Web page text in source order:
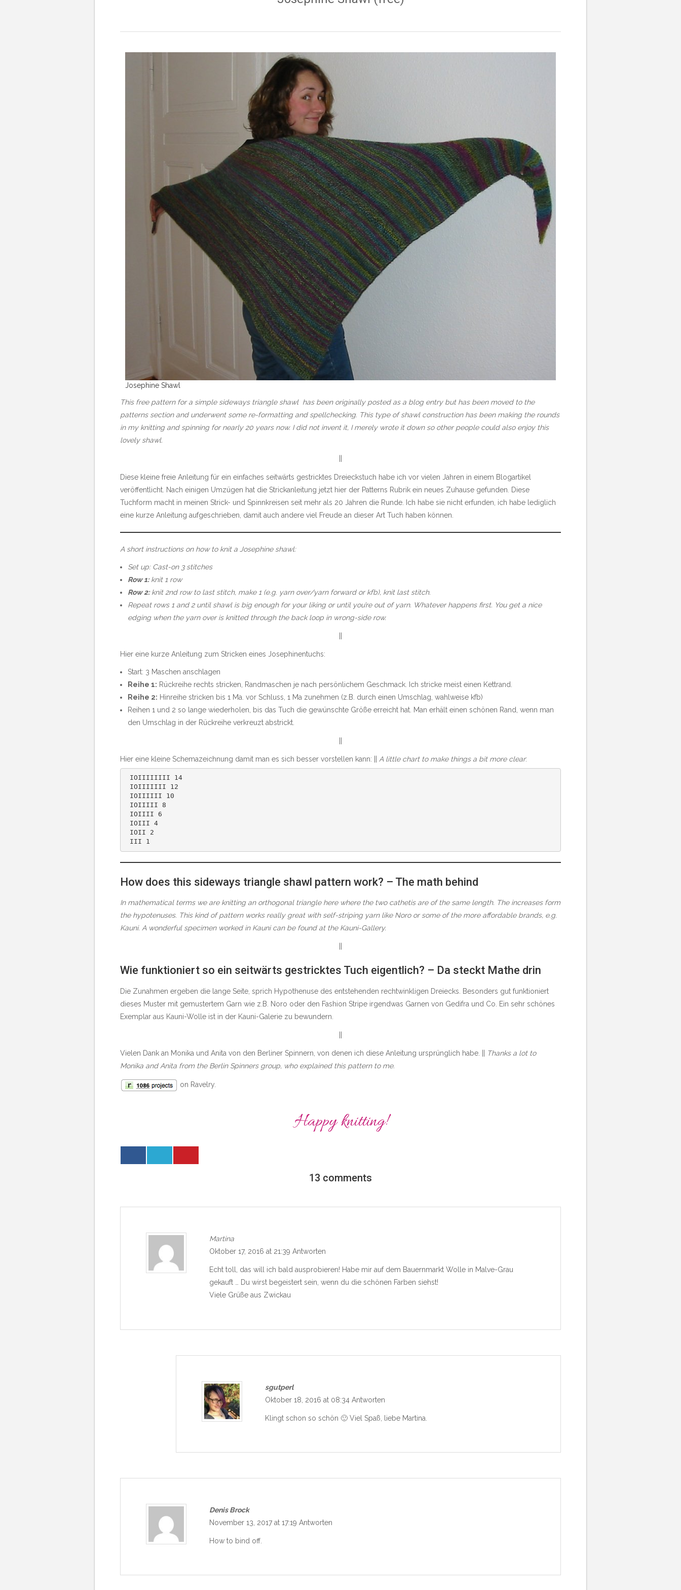
Josephine Shawl
This free pattern for a simple sideways triangle shawl has been originally posted as a blog entry but has been moved to the
patterns section and underwent some re-formatting and spellchecking. This type of shawl construction has been making the rounds
in my knitting and spinning for nearly 20 years now. I did not invent it, I merely wrote it down so other people could also enjoy this
lovely shawl.
Diese kleine freie Anleitung für ein einfaches seitwärts gestricktes Dreieckstuch habe ich vor vielen Jahren in einem Blogartikel
veröffentlicht. Nach einigen Umzügen hat die Strickanleitung jetzt hier der Patterns Rubrik ein neues Zuhause gefunden. Diese
Tuchform macht in meinen Strick- und Spinnkreisen seit mehr als 20 Jahren die Runde. Ich habe sie nicht erfunden, ich habe lediglich
eine kurze Anleitung aufgeschrieben, damit auch andere viel Freude an dieser Art Tuch haben können.
A short instructions on how to knit a Josephine shawl:
Set up: Cast-on 3 stitches
Row 1:knit 1 row
Row 2:knit 2nd row to last stitch, make 1 (e.g. yarn over/yarn forward or kfb), knit last stitch.
Repeat rows 1 and 2 until shawl is big enough for your liking or until you’re out of yarn. Whatever happens first. You get a nice
edging when the yarn over is knitted through the back loop in wrong-side row.
Hier eine kurze Anleitung zum Stricken eines Josephinentuchs:
Start: 3 Maschen anschlagen
Reihe 1: Rückreihe rechts stricken, Randmaschen je nach persönlichem Geschmack. Ich stricke meist einen Kettrand.
Reihe 2: Hinreihe stricken bis 1 Ma. vor Schluss, 1 Ma zunehmen (z.B. durch einen Umschlag, wahlweise kfb)
Reihen 1 und 2 so lange wiederholen, bis das Tuch die gewünschte Größe erreicht hat. Man erhält einen schönen Rand, wenn man
den Umschlag in der Rückreihe verkreuzt abstrickt.
Hier eine kleine Schemazeichnung damit man es sich besser vorstellen kann: || A little chart to make things a bit more clear:
III 1
How does this sideways triangle shawl pattern work? – The math behind
In mathematical terms we are knitting an orthogonal triangle here where the two cathetis are of the same length. The increases form
the hypotenuses. This kind of pattern works really great with self-striping yarn like Noro or some of the more affordable brands, e.g.
Kauni. A wonderful specimen worked in Kauni can be found at the Kauni-Gallery.
Wie funktioniert so ein seitwärts gestricktes Tuch eigentlich? – Da steckt Mathe drin
Die Zunahmen ergeben die lange Seite, sprich Hypothenuse des entstehenden rechtwinkligen Dreiecks. Besonders gut funktioniert
dieses Muster mit gemustertem Garn wie z.B. Noro oder den Fashion Stripe irgendwas Garnen von Gedifra und Co. Ein sehr schönes
Exemplar aus Kauni-Wolle ist in der Kauni-Galerie zu bewundern.
Vielen Dank an Monika und Anita von den Berliner Spinnern, von denen ich diese Anleitung ursprünglich habe. ||
Thanks a lot to
Monika and Anita from the Berlin Spinners group, who explained this pattern to me.
on Ravelry.
Happy knitting!
13 comments
Martina
Oktober 17, 2016 at 21:39 Antworten
Echt toll, das will ich bald ausprobieren! Habe mir auf dem Bauernmarkt Wolle in Malve-Grau
gekauft … Du wirst begeistert sein, wenn du die schönen Farben siehst!
Viele Grüße aus Zwickau
sgutperl
Oktober 18, 2016 at 08:34 Antworten
Klingt schon so schön 🙂 Viel Spaß, liebe Martina.
Denis Brock
November 13, 2017 at 17:19 Antworten
How to bind off.